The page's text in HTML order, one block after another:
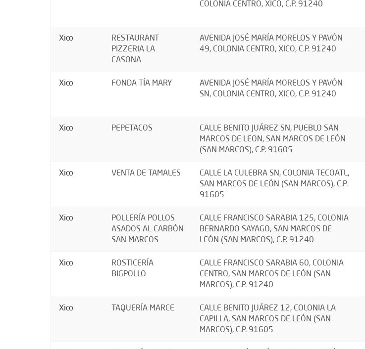
COLONIA CENTRO, XICO, C.P. 91240
Xico
RESTAURANT
PIZZERIA LA
CASONA
AVENIDA JOSÉ MARÍA MORELOS Y PAVÓN
49, COLONIA CENTRO, XICO, C.P. 91240
Xico FONDA TÍA MARY
AVENIDA JOSÉ MARÍA MORELOS Y PAVÓN
SN, COLONIA CENTRO, XICO, C.P. 91240
Xico PEPETACOS
CALLE BENITO JUÁREZ SN, PUEBLO SAN
MARCOS DE LEON, SAN MARCOS DE LEÓN
(SAN MARCOS), C.P. 91605
Xico VENTA DE TAMALES
CALLE LA CULEBRA SN, COLONIA TECOATL,
SAN MARCOS DE LEÓN (SAN MARCOS), C.P.
91605
Xico
POLLERÍA POLLOS
ASADOS AL CARBÓN
SAN MARCOS
CALLE FRANCISCO SARABIA 125, COLONIA
BERNARDO SAYAGO, SAN MARCOS DE
LEÓN (SAN MARCOS), C.P. 91240
Xico
ROSTICERÍA
BIGPOLLO
CALLE FRANCISCO SARABIA 60, COLONIA
CENTRO, SAN MARCOS DE LEÓN (SAN
MARCOS), C.P. 91240
Xico TAQUERÍA MARCE
CALLE BENITO JUÁREZ 12, COLONIA LA
CAPILLA, SAN MARCOS DE LEÓN (SAN
MARCOS), C.P. 91605